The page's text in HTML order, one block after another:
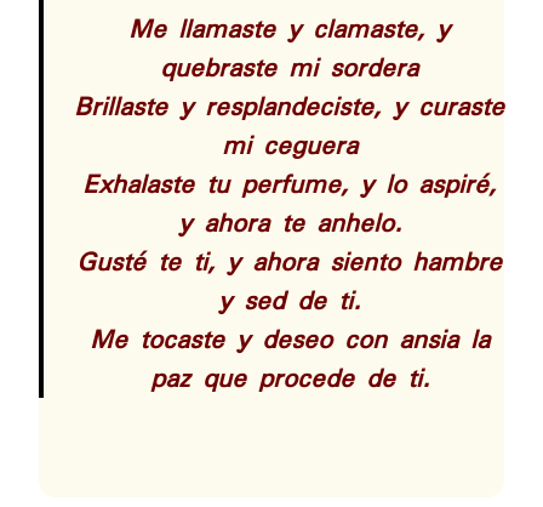
Me llamaste y clamaste, y
quebraste mi sordera
Brillaste y resplandeciste, y curaste
mi ceguera
Exhalaste tu perfume, y lo aspiré,
y ahora te anhelo.
Gusté te ti, y ahora siento hambre
y sed de ti.
Me tocaste y deseo con ansia la
paz que procede de ti.